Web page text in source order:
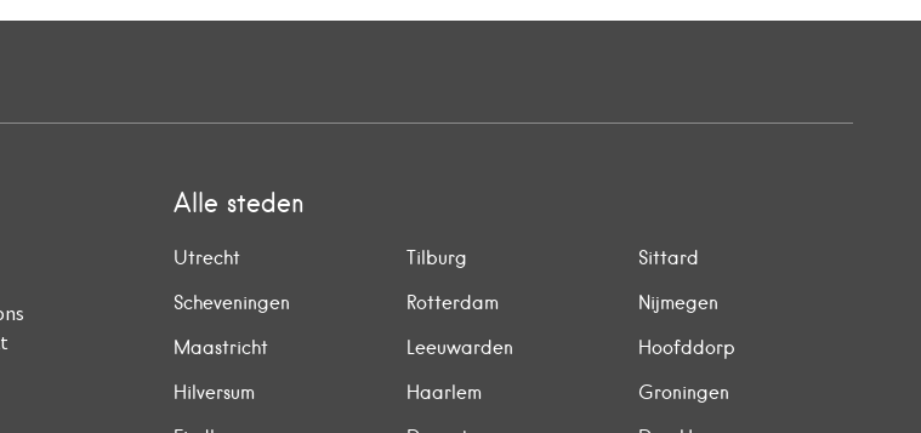
Alle steden
Utrecht Tilburg
Sittard
Scheveningen
Rotterdam
Nijmegen
Maastricht
Leeuwarden
Hoofddorp
Hilversum
Haarlem
Groningen